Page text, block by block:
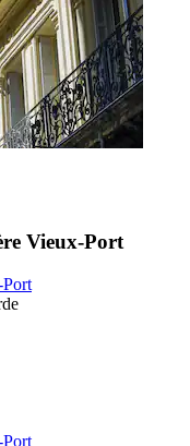
Vieux-Port